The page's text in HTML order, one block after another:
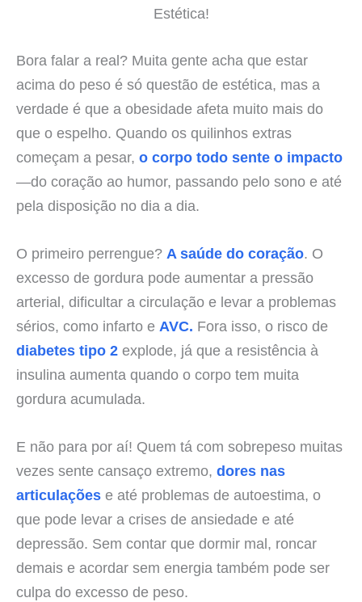
Estética!
Bora falar a real? Muita gente acha que estar
acima do peso é só questão de estética, mas a
verdade é que a obesidade afeta muito mais do
que o espelho. Quando os quilinhos extras
começam a pesar, o corpo todo sente o impacto
—do coração ao humor, passando pelo sono e até
pela disposição no dia a dia.
O primeiro perrengue? A saúde do coração. O
excesso de gordura pode aumentar a pressão
arterial, dificultar a circulação e levar a problemas
sérios, como infarto e AVC. Fora isso, o risco de
diabetes tipo 2 explode, já que a resistência à
insulina aumenta quando o corpo tem muita
gordura acumulada.
E não para por aí! Quem tá com sobrepeso muitas
vezes sente cansaço extremo, dores nas
articulações e até problemas de autoestima, o
que pode levar a crises de ansiedade e até
depressão. Sem contar que dormir mal, roncar
demais e acordar sem energia também pode ser
culpa do excesso de peso.